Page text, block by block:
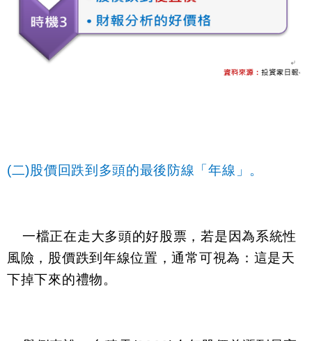
(二)股價回跌到多頭的最後防線「年線」。
一檔正在走大多頭的好股票，若是因為系統性
風險，股價跌到年線位置，通常可視為：這是天
下掉下來的禮物。